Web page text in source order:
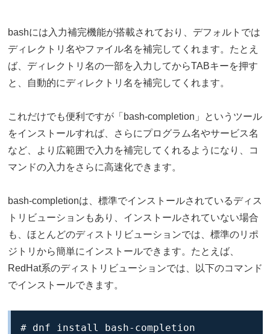
bashには入力補完機能が搭載されており、デフォルトでは
ディレクトリ名やファイル名を補完してくれます。たとえ
ば、ディレクトリ名の一部を入力してからTABキーを押す
と、自動的にディレクトリ名を補完してくれます。
これだけでも便利ですが「bash-completion」というツール
をインストールすれば、さらにプログラム名やサービス名
など、より広範囲で入力を補完してくれるようになり、コ
マンドの入力をさらに高速化できます。
bash-completionは、標準でインストールされているディス
トリビューションもあり、インストールされていない場合
も、ほとんどのディストリビューションでは、標準のリポ
ジトリから簡単にインストールできます。たとえば、
RedHat系のディストリビューションでは、以下のコマンド
でインストールできます。
# dnf install bash-completion